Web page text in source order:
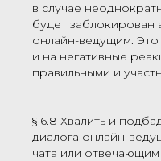
в случае
будет заблокирован
онлайн-ведущим.
и на негативные
правильными и
§ 6.8 Хвалить и
диалога онлайн-
чата или отвечающим